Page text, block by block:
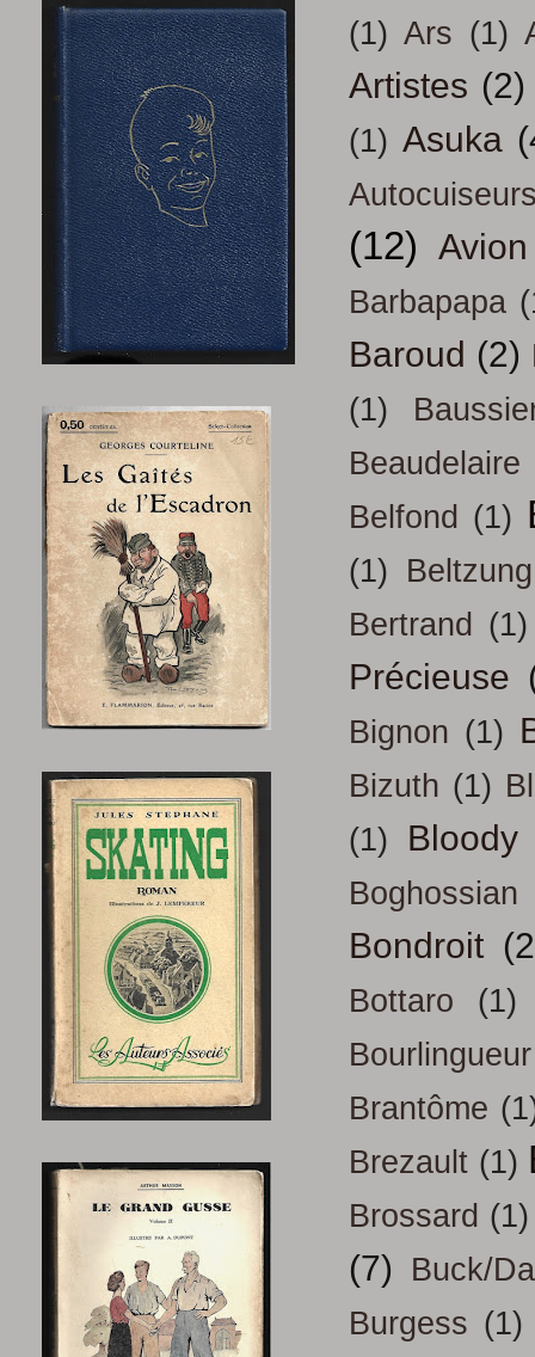
(1) Ars (1)
Artistes (2)
(1) Asuka
(12) Avion
Barbapapa
Baroud (2)
(1)
Beaudelaire
Belfond (1)
(1) Beltzung
Bertrand (1)
Précieuse
Bignon (1)
Bizuth (1)
(1)
Bloody
Boghossian
Bondroit
Bottaro
(1)
Bourlingueur
Brantôme
Brezault (1)
Brossard (1)
(7)
Buck/
Burgess (1)